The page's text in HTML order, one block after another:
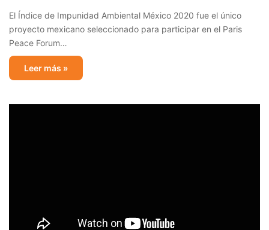
El Índice de Impunidad Ambiental México 2020 fue el único
proyecto mexicano seleccionado para participar en el Paris
Peace Forum…
Leer más »